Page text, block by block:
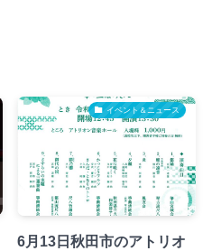
イベント＆ニュース
6月13日秋田市のアトリオ